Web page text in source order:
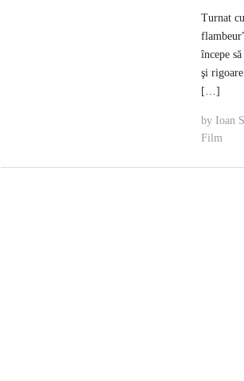
Turnat
începe
şi
[…]
by Ioan
Film